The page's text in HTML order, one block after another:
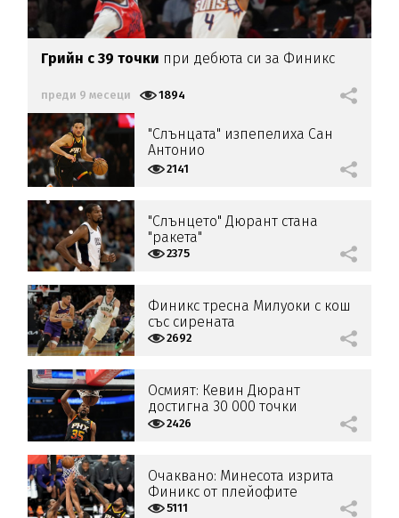
Грийн с 39 точки при дебюта си за Финикс
преди 9 месеци 1894
"Слънцата" изпепелиха Сан
Антонио
2141
"Слънцето" Дюрант стана
"ракета"
2375
Финикс тресна Милуоки с кош
със сирената
2692
Осмият: Кевин Дюрант
достигна 30 000 точки
2426
Очаквано: Минесота изрита
Финикс от плейофите
5111